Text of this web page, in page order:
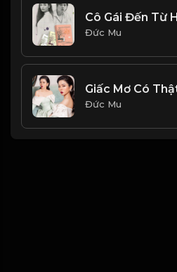
Đức Mu
Giấc Mơ Có
Đức Mu